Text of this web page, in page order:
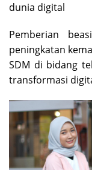
dunia digital
Pemberian
peningkatan
SDM di bidang
transformasi